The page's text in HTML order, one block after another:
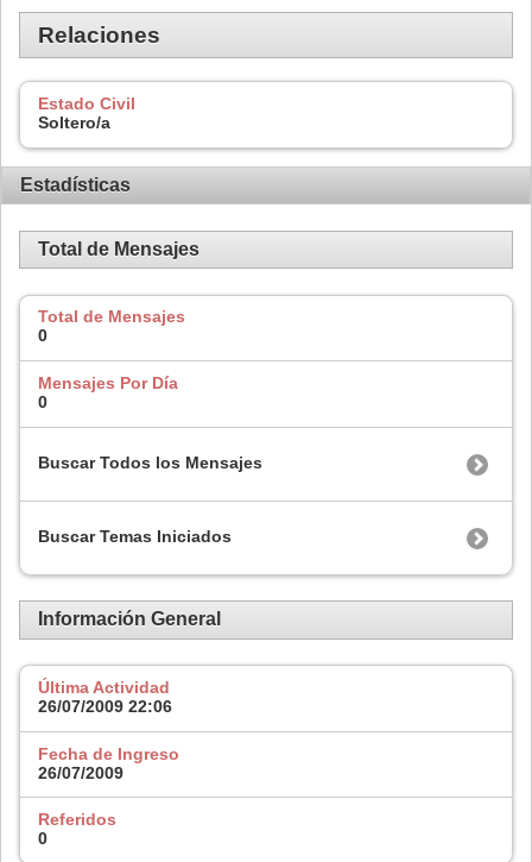
Relaciones
Estado Civil
Soltero/a
Estadísticas
Total de Mensajes
Total de Mensajes
0
Mensajes Por Día
0
Buscar Todos los Mensajes
Buscar Temas Iniciados
Información General
Última Actividad
26/07/2009 22:06
Fecha de Ingreso
26/07/2009
Referidos
0